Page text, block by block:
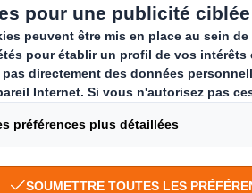
Nos valeurs
L’implication.Nous sommes
notre personnel et à notre